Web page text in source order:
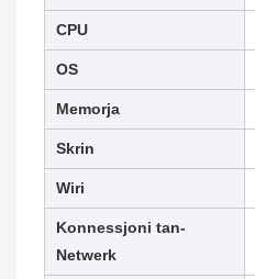
CPU
OS
Memorja
Skrin
Wiri
Konnessjoni tan-
Netwerk